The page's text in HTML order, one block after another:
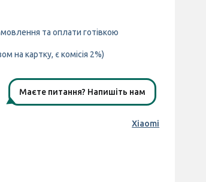
та оплати готівкою
на картку, є комісія 2%)
Маєте питання? Напишіть нам
Xiaomi